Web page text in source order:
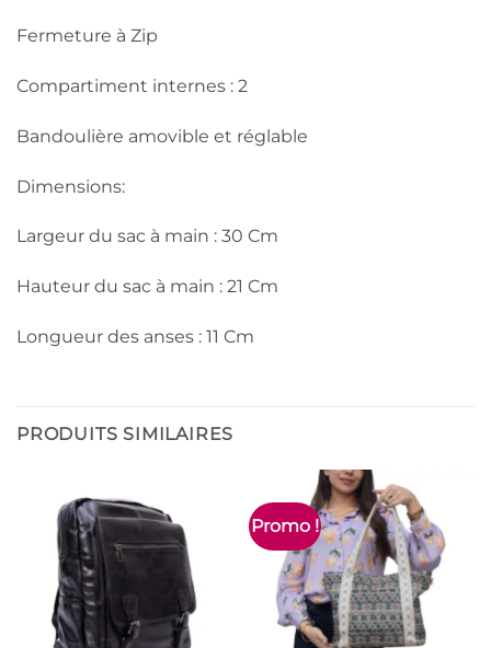
Fermeture à Zip
Compartiment internes : 2
Bandoulière amovible et réglable
Dimensions:
Largeur du sac à main : 30 Cm
Hauteur du sac à main : 21 Cm
Longueur des anses : 11 Cm
PRODUITS SIMILAIRES
Promo !